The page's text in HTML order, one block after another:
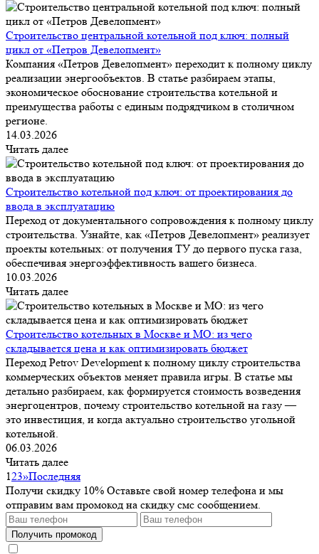
Строительство центральной котельной под ключ: полный
цикл от «Петров Девелопмент»
Компания «Петров Девелопмент» переходит к полному циклу
реализации энергообъектов. В статье разбираем этапы,
экономическое обоснование строительства котельной и
преимущества работы с единым подрядчиком в столичном
регионе.
14.03.2026
Читать далее
Строительство котельной под ключ: от проектирования до
ввода в эксплуатацию
Переход от документального сопровождения к полному циклу
строительства. Узнайте, как «Петров Девелопмент» реализует
проекты котельных: от получения ТУ до первого пуска газа,
обеспечивая энергоэффективность вашего бизнеса.
10.03.2026
Читать далее
Строительство котельных в Москве и МО: из чего
складывается цена и как оптимизировать бюджет
Переход Petrov Development к полному циклу строительства
коммерческих объектов меняет правила игры. В статье мы
детально разбираем, как формируется стоимость возведения
энергоцентров, почему строительство котельной на газу —
это инвестиция, и когда актуально строительство угольной
котельной.
06.03.2026
Читать далее
123»Последняя
Получи скидку 10% Оставьте свой номер телефона и мы
отправим вам промокод на скидку смс сообщением.
Получить промокод